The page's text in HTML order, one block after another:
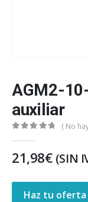
AGM2-
auxiliar
( No
21,98€ (SIN
Haz tu oferta